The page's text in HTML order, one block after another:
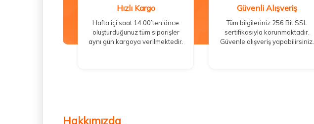
Hızlı Kargo
Hafta içi saat 14:00’ten önce
oluşturduğunuz tüm siparişler
aynı gün kargoya verilmektedir.
Güvenli Alışveriş
Tüm bilgileriniz 256 Bit SSL
sertifikasıyla korunmaktadır.
Güvenle alışveriş yapabilirsiniz.
Hakkımızda